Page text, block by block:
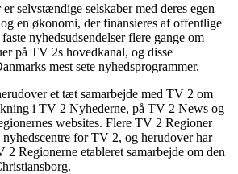
selvstændige selskaber med deres egen
en økonomi, der finansieres af offentlige
nyhedsudsendelser flere gange om
på TV 2s hovedkanal, og disse
mest sete nyhedsprogrammer.
et tæt samarbejde med TV 2 om
i TV 2 Nyhederne, på TV 2 News og
websites. Flere TV 2 Regioner
for TV 2, og herudover har
Regionerne etableret samarbejde om den